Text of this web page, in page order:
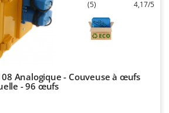
(5) 4,17/5
Analogique - Couveuse à œufs
- 96 œufs